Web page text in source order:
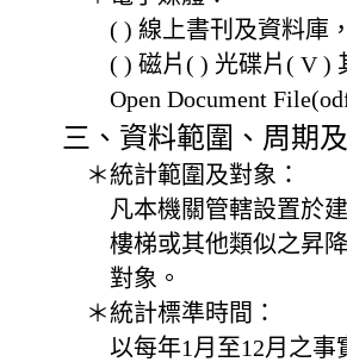
( ) 線上書刊及資料庫
( ) 磁片( ) 光碟片( V )
Open Document
三、資料範圍、周期
＊統計範圍及對象：
凡本機關管轄設置於
樓梯或其他類似之昇
對象。
＊統計標準時間：
以每年1月至12月之事